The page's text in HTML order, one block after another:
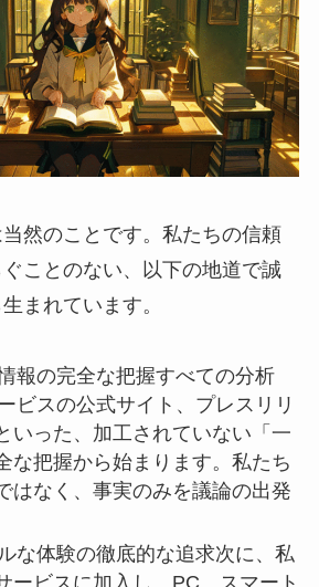
然のことです。私たちの信頼
ことのない、以下の地道で誠
まれています。
報の完全な把握すべての分析
ビスの公式サイト、プレスリリ
いった、加工されていない「一
な把握から始まります。私たち
はなく、事実のみを議論の出発
な体験の徹底的な追求次に、私
ービスに加入し、PC、スマート